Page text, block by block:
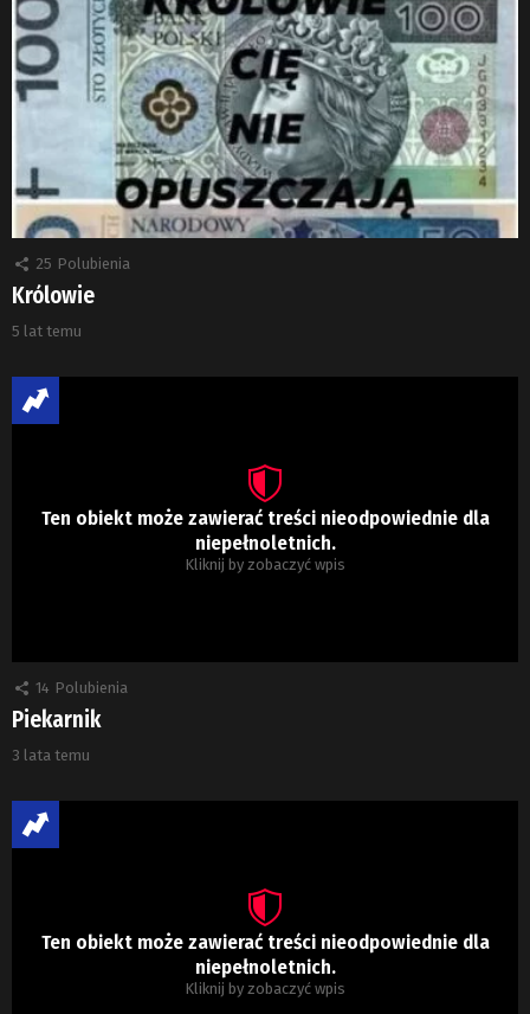
25 Polubienia
Królowie
5 lat temu
Ten obiekt może zawierać treści nieodpowiednie dla
niepełnoletnich.
Kliknij by zobaczyć wpis
14 Polubienia
Piekarnik
3 lata temu
Ten obiekt może zawierać treści nieodpowiednie dla
niepełnoletnich.
Kliknij by zobaczyć wpis